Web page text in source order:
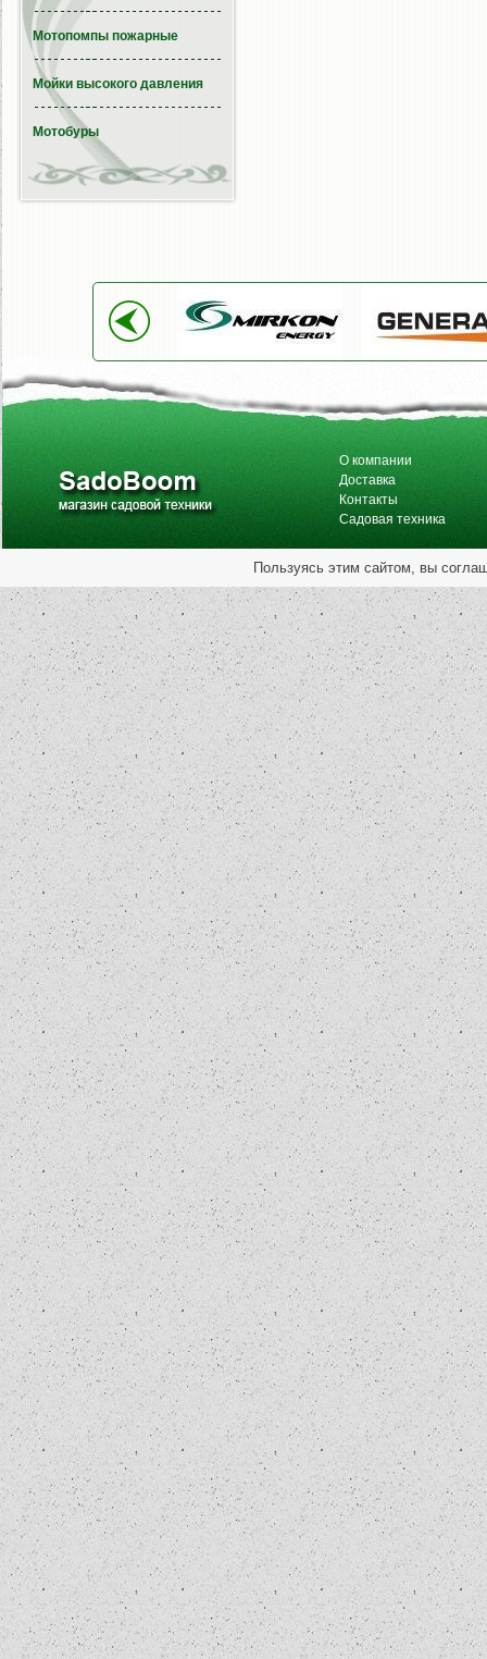
Мотопомпы пожарные
Мойки высокого давления
Мотобуры
О компании
Доставка
Контакты
Садовая техника
Пользуясь этим сайтом, вы